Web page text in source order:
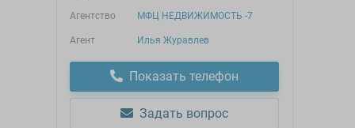
Агентство МФЦ НЕДВИЖИМОСТЬ -7
Агент Илья Журавлев
Показать телефон
Задать вопрос